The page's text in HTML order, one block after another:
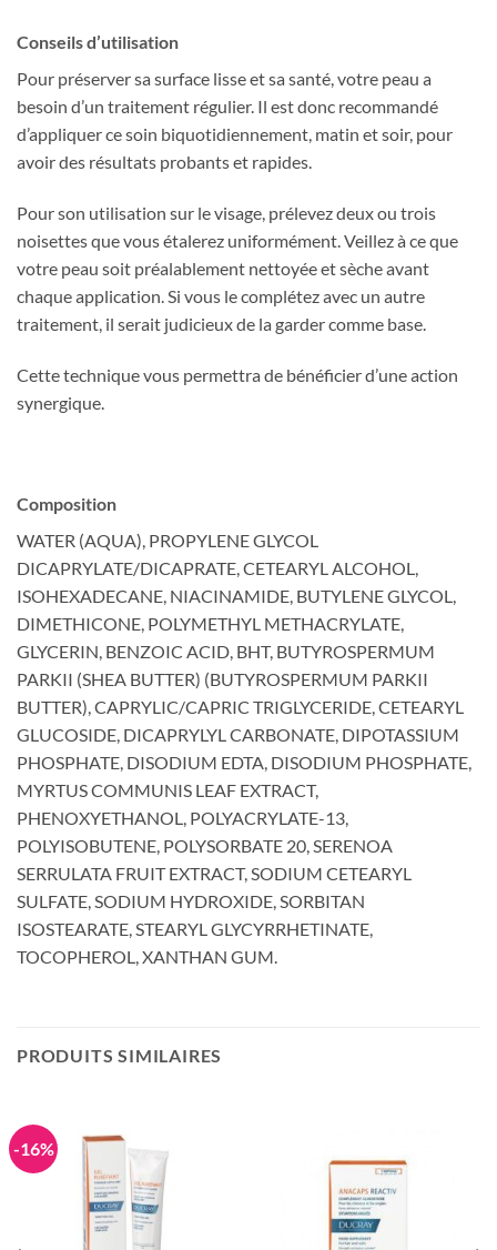
Conseils d’utilisation
Pour préserver sa surface lisse et sa santé, votre peau a
besoin d’un traitement régulier. Il est donc recommandé
d’appliquer ce soin biquotidiennement, matin et soir, pour
avoir des résultats probants et rapides.
Pour son utilisation sur le visage, prélevez deux ou trois
noisettes que vous étalerez uniformément. Veillez à ce que
votre peau soit préalablement nettoyée et sèche avant
chaque application. Si vous le complétez avec un autre
traitement, il serait judicieux de la garder comme base.
Cette technique vous permettra de bénéficier d’une action
synergique.
Composition
WATER (AQUA), PROPYLENE GLYCOL
DICAPRYLATE/DICAPRATE, CETEARYL ALCOHOL,
ISOHEXADECANE, NIACINAMIDE, BUTYLENE GLYCOL,
DIMETHICONE, POLYMETHYL METHACRYLATE,
GLYCERIN, BENZOIC ACID, BHT, BUTYROSPERMUM
PARKII (SHEA BUTTER) (BUTYROSPERMUM PARKII
BUTTER), CAPRYLIC/CAPRIC TRIGLYCERIDE, CETEARYL
GLUCOSIDE, DICAPRYLYL CARBONATE, DIPOTASSIUM
PHOSPHATE, DISODIUM EDTA, DISODIUM PHOSPHATE,
MYRTUS COMMUNIS LEAF EXTRACT,
PHENOXYETHANOL, POLYACRYLATE-13,
POLYISOBUTENE, POLYSORBATE 20, SERENOA
SERRULATA FRUIT EXTRACT, SODIUM CETEARYL
SULFATE, SODIUM HYDROXIDE, SORBITAN
ISOSTEARATE, STEARYL GLYCYRRHETINATE,
TOCOPHEROL, XANTHAN GUM.
PRODUITS SIMILAIRES
-16%